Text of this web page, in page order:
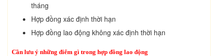
tháng
Hợp đồng xác định thời hạn
Hợp đồng lao động không xác định thời hạn
Cần lưu ý những điểm gì trong hợp đồng lao động